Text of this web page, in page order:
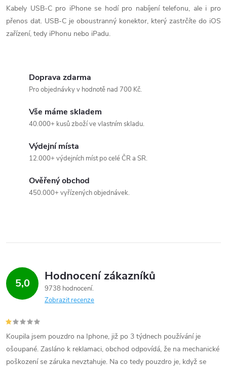
v
l
ý
p
i
s
u
Kabely USB-C pro iPhone se hodí pro nabíjení telefonu, ale i pro
přenos dat. USB-C je oboustranný konektor, který zastrčíte do iOS
zařízení, tedy iPhonu nebo iPadu.
Doprava zdarma
Pro objednávky v hodnotě nad 700 Kč.
Vše máme skladem
40.000+ kusů zboží ve vlastním skladu.
Výdejní místa
12.000+ výdejních míst po celé ČR a SR.
Ověřený obchod
450.000+ vyřízených objednávek.
5,0 Hodnocení zákazníků
9738 hodnocení
Zobrazit recenze
Koupila jsem pouzdro na Iphone, již po 3 týdnech používání je
ošoupané. Zasláno k reklamaci, obchod odpovídá, že na mechanické
poškození se záruka nevztahuje. Na co tedy pouzdro je, když se